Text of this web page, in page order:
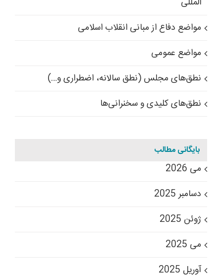
مواضع دفاع از مبانی انقلاب اسلامی
مواضع عمومی
نطق‌های مجلس (نطق سالانه، اضطراری و…)
نطق‌های کلیدی و سخنرانی‌ها
بایگانی مطالب
می 2026
دسامبر 2025
ژوئن 2025
می 2025
آوریل 2025